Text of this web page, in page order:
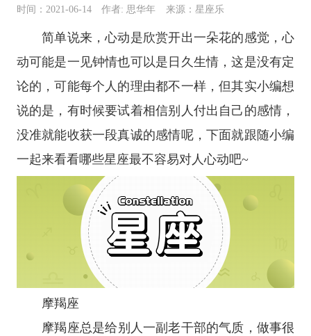
时间：2021-06-14 作者: 思华年 来源：星座乐
简单说来，心动是欣赏开出一朵花的感觉，心
动可能是一见钟情也可以是日久生情，这是没有定
论的，可能每个人的理由都不一样，但其实小编想
说的是，有时候要试着相信别人付出自己的感情，
没准就能收获一段真诚的感情呢，下面就跟随小编
一起来看看哪些星座最不容易对人心动吧~
摩羯座
摩羯座总是给别人一副老干部的气质，做事很